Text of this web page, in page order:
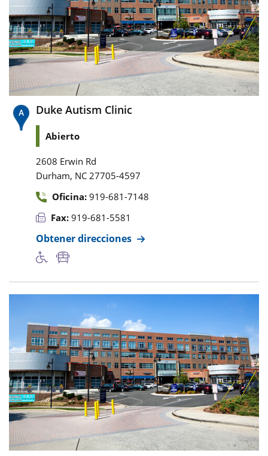
Duke Autism Clinic
Abierto
2608 Erwin Rd
Durham, NC 27705-4597
Oficina: 919-681-7148
Fax: 919-681-5581
Obtener direcciones